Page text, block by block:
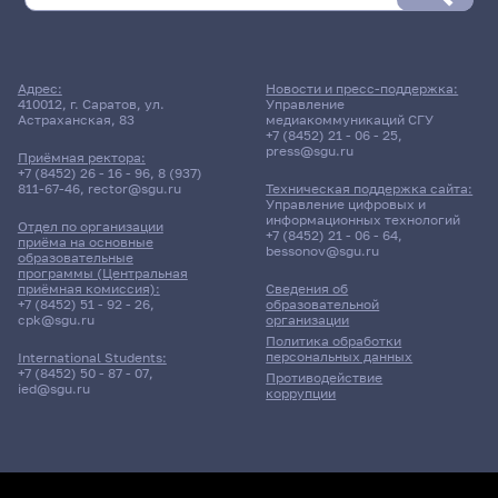
Дифференцированный зачет
Исследовательская практика
221гр., Мех-мат
Д/о
9 корпус, 317 комната
Адрес:
410012, г. Саратов, ул.
Астраханская, 83
Приёмная ректора:
+7 (8452) 26 - 16 - 96, 8 (937)
811-67-46, rector@sgu.ru
Отдел по организации
приёма на основные
образовательные
программы (Центральная
приёмная комиссия):
+7 (8452) 51 - 92 - 26,
cpk@sgu.ru
International Students:
+7 (8452) 50 - 87 - 07,
ied@sgu.ru
Сведения об
образовательной
организации
Политика обработки
персональных данных
Противодействие
коррупции
Новости и пресс-поддержка:
Управление
медиакоммуникаций СГУ
+7 (8452) 21 - 06 - 25,
press@sgu.ru
Техническая поддержка сайта:
Управление цифровых и
информационных технологий
+7 (8452) 21 - 06 - 64,
bessonov@sgu.ru